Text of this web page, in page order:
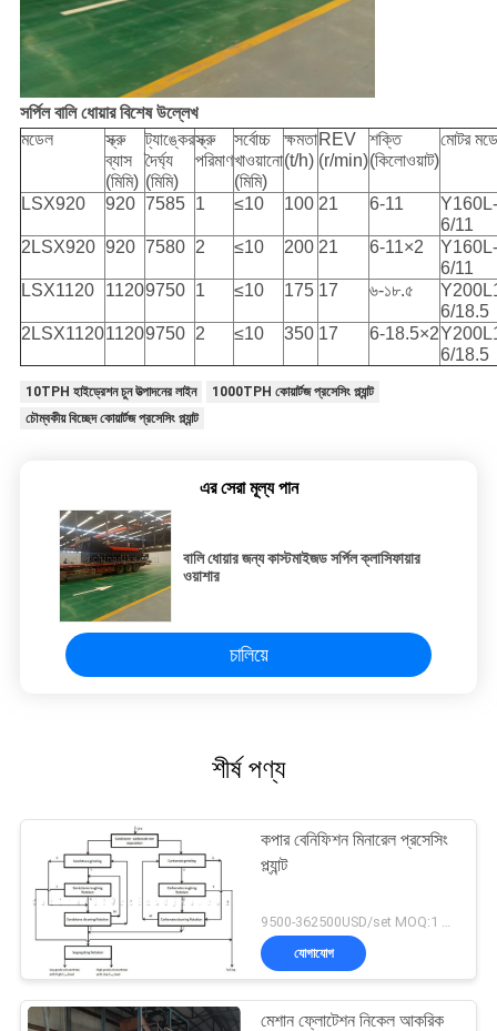
সর্পিল বালি ধোয়ার বিশেষ উল্লেখ
মডেল
স্ক্রু
ব্যাস
(মিমি)
ট্যাঙ্কের
দৈর্ঘ্য
(মিমি)
স্ক্রু
পরিমাণ
সর্বোচ্চ
খাওয়ানো
(মিমি)
ক্ষমতা
(t/h)
REV
(r/min)
শক্তি
(কিলোওয়াট)
মোটর
LSX920 920 7585 1 ≤10 100 21 6-11
Y160L-
6/11
2LSX920 920 7580 2 ≤10 200 21 6-11×2
Y160L-
6/11
LSX1120
11209750 1 ≤10 175 17 ৬-১৮.৫
6/18.5
2LSX112011209750 2 ≤10 350 17 6-18.5×2
6/18.5
10TPH হাইড্রেশন চুন উত্পাদনের লাইন
1000TPH কোয়ার্টজ প্রসেসিং প্ল্যান্ট
চৌম্বকীয় বিচ্ছেদ কোয়ার্টজ প্রসেসিং প্ল্যান্ট
এর সেরা মূল্য পান
বালি ধোয়ার জন্য কাস্টমাইজড সর্পিল ক্লাসিফায়ার
ওয়াশার
চালিয়ে
শীর্ষ পণ্য
কপার বেনিফিশন মিনারেল প্রসেসিং
প্ল্যান্ট
9500-362500USD/set MOQ:1 সেট
যোগাযোগ
মেশান ফ্লোটেশন নিকেল আকরিক